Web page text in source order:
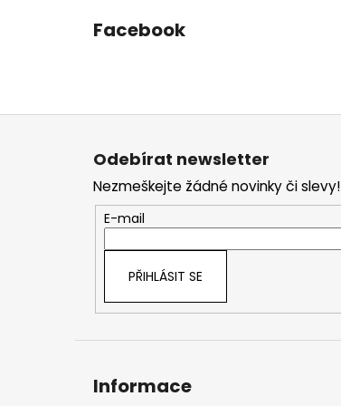
Facebook
Odebírat newsletter
Nezmeškejte žádné novinky či slevy!
E-mail
PŘIHLÁSIT SE
Informace